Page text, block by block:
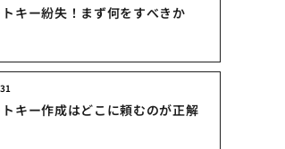
キー紛失！まず何をすべきか
キー作成はどこに頼むのが正解